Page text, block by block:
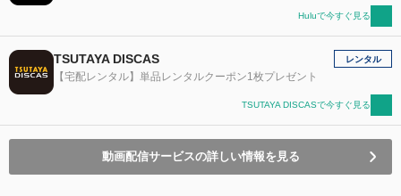
Huluで今すぐ見る
TSUTAYA DISCAS
【宅配レンタル】単品レンタルクーポン1枚プレゼント
レンタル
TSUTAYA DISCASで今すぐ見る
動画配信サービスの詳しい情報を見る